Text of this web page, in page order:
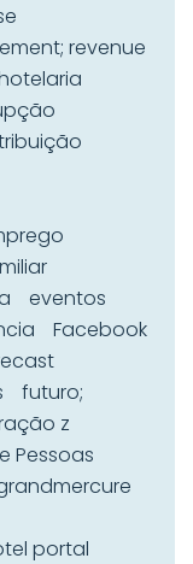
revenue
eventos
Facebook
futuro;
z
Pessoas
portal